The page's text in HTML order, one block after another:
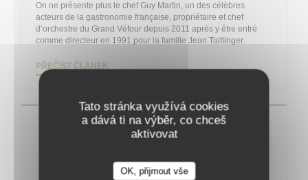
Tato stránka využívá cookies
a dává ti na výběr, co chceš
aktivovat
OK, přijmout vše
On ne présente plus le chef Guy Martin, un des célèbres
acteurs de la gastronomie française, propriétaire et chef
d’orchestre du Grand Véfour depuis 2011 après y être entré
comme directeur en 1991 pour la famille Jean Taittinger.
PŘEČÍST ČLÁNEK